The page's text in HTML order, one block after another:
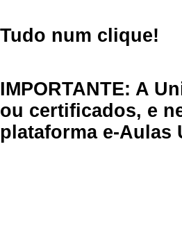
Tudo num clique!
IMPORTANTE: A
ou certificados, e
plataforma e-Aulas